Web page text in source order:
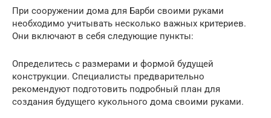
При сооружении дома для Барби своими руками
необходимо учитывать несколько важных критериев.
Они включают в себя следующие пункты:
Определитесь с размерами и формой будущей
конструкции. Специалисты предварительно
рекомендуют подготовить подробный план для
создания будущего кукольного дома своими руками.